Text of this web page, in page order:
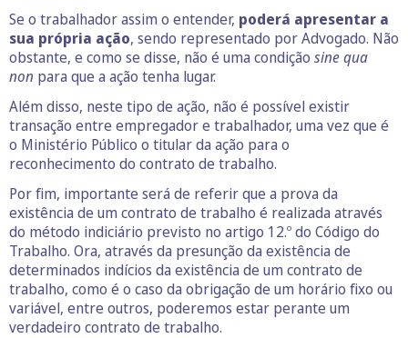
Se o trabalhador assim o entender, poderá apresentar a
sua própria ação, sendo representado por Advogado. Não
obstante, e como se disse, não é uma condição sine qua
non para que a ação tenha lugar.
Além disso, neste tipo de ação, não é possível existir
transação entre empregador e trabalhador, uma vez que é
o Ministério Público o titular da ação para o
reconhecimento do contrato de trabalho.
Por fim, importante será de referir que a prova da
existência de um contrato de trabalho é realizada através
do método indiciário previsto no artigo 12.º do Código do
Trabalho. Ora, através da presunção da existência de
determinados indícios da existência de um contrato de
trabalho, como é o caso da obrigação de um horário fixo ou
variável, entre outros, poderemos estar perante um
verdadeiro contrato de trabalho.